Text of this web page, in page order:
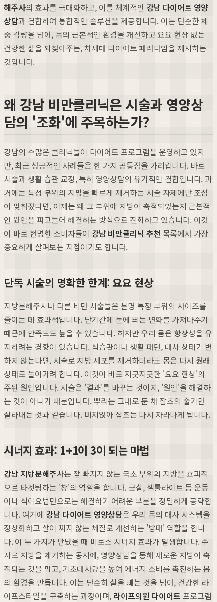
해주사의 효과를 극대화하고, 이를 체계적인 강남 다이어트 영양
상담과 결합하여 통합적인 솔루션을 제공합니다. 이는 단순한 체
중 감량을 넘어, 몸의 근본적인 환경을 개선하고 요요 현상 없는
건강한 삶을 되찾아주는, 차세대 다이어트 패러다임을 제시하는
것입니다.
왜 강남 비만클리닉은 시술과 영양상
담의 '조화'에 주목하는가?
강남의 수많은 클리닉들이 다이어트 프로그램을 운영하고 있지
만, 최근 성공적인 사례들은 한 가지 공통점을 가리킵니다. 바로
시술과 생활 습관 교정, 특히 영양상담의 유기적인 결합입니다. 과
거에는 특정 부위의 지방을 빠르게 제거하는 시술 자체에만 초점
이 맞춰졌다면, 이제는 왜 그 부위에 지방이 축적되었는지 근본적
인 원인을 파고들어 해결하는 방식으로 진화하고 있습니다. 이것
이 바로 현명한 소비자들이 강남 비만클리닉 추천 목록에서 가장
중요하게 살펴보는 지점이기도 합니다.
단독 시술의 명확한 한계: 요요 현상
지방분해주사나 다른 비만 시술들은 분명 특정 부위의 사이즈를
줄이는 데 효과적입니다. 단기간에 눈에 띄는 변화를 가져다주기
때문에 만족도도 높을 수 있습니다. 하지만 우리 몸은 항상성을 유
지하려는 경향이 있습니다. 식습관이나 생활 패턴, 대사 상태가 변
하지 않는다면, 시술로 지방 세포를 제거하더라도 몸은 다시 원래
상태로 돌아가려 합니다. 이것이 바로 지긋지긋한 '요요 현상'의
주된 원인입니다. 시술은 '결과'를 바꾸는 것이지, '원인'을 해결하
는 것이 아니기 때문입니다. 뿌리는 그대로 둔 채 잡초의 줄기만
잘라내는 것과 같습니다. 머지않아 잡초는 다시 자라나게 됩니다.
시너지 효과: 1+1이 3이 되는 마법
강남 지방분해주사는 잘 빠지지 않는 국소 부위의 지방을 효과적
으로 타겟팅하는 '창'의 역할을 합니다. 군살, 셀룰라이트 등 운동
이나 식이요법만으로는 해결하기 어려운 부분을 정밀하게 공략합
니다. 여기에 강남 다이어트 영양상담은 우리 몸의 대사 시스템을
정상화하고 살이 찌지 않는 체질로 개선하는 '방패' 역할을 합니
다. 이 두 가지가 만났을 때 비로소 시너지 효과가 발생합니다. 주
사로 지방을 제거하는 동시에, 영양상담을 통해 새로운 지방이 축
적되는 것을 막고, 기초대사량을 높여 에너지 소비를 촉진하는 몸
의 환경을 만듭니다. 이는 단순히 살을 빼는 것을 넘어, 건강한 라
이프스타일을 구축하는 과정이며, 라이프의원 다이어트 프로그램